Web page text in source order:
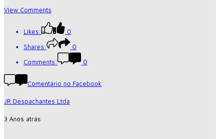
View Comments
Likes:
0
Shares:
0
Comments:
0
Comentário no Facebook
JR Despachantes Ltda
3 Anos atrás